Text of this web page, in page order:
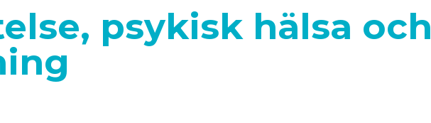
psykisk hälsa och